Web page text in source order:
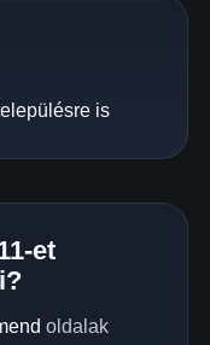
is
et
oldalak